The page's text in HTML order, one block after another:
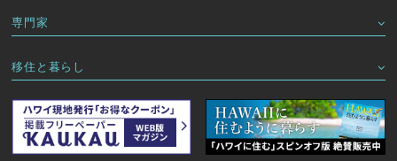
専門家
移住と暮らし